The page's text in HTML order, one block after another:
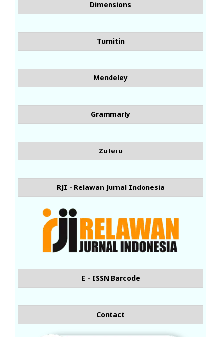
Dimensions
Turnitin
Mendeley
Grammarly
Zotero
RJI - Relawan Jurnal Indonesia
E - ISSN Barcode
Contact